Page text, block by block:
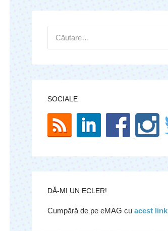
după:
SOCIALE
DĂ-MI UN ECLER!
Cumpără de pe eMAG cu acest link